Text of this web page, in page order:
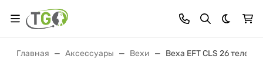
Темная
Главная Аксессуары Вехи Веха EFT СLS 26